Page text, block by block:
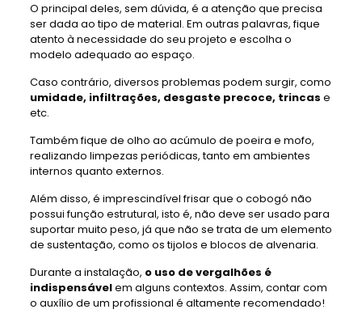
O principal deles, sem dúvida, é a atenção que precisa
ser dada ao tipo de material. Em outras palavras, fique
atento à necessidade do seu projeto e escolha o
modelo adequado ao espaço.
Caso contrário, diversos problemas podem surgir, como
umidade, infiltrações, desgaste precoce, trincas e
etc.
Também fique de olho ao acúmulo de poeira e mofo,
realizando limpezas periódicas, tanto em ambientes
internos quanto externos.
Além disso, é imprescindível frisar que o cobogó não
possui função estrutural, isto é, não deve ser usado para
suportar muito peso, já que não se trata de um elemento
de sustentação, como os tijolos e blocos de alvenaria.
Durante a instalação, o uso de vergalhões é
indispensávelem alguns contextos. Assim, contar com
o auxílio de um profissional é altamente recomendado!